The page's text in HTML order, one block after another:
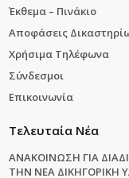
Έκθεμα – Πινάκιο
Αποφάσεις
Χρήσιμα Τηλέφωνα
Σύνδεσμοι
Επικοινωνία
Τελευταία Νέα
ΑΝΑΚΟΙΝΩΣΗ ΓΙΑ
ΤΗΝ ΝΕΑ ΔΙΚΗΓΟΡΙΚΗ